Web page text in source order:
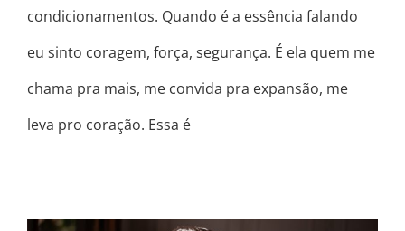
condicionamentos. Quando é a essência falando
eu sinto coragem, força, segurança. É ela quem me
chama pra mais, me convida pra expansão, me
leva pro coração. Essa é